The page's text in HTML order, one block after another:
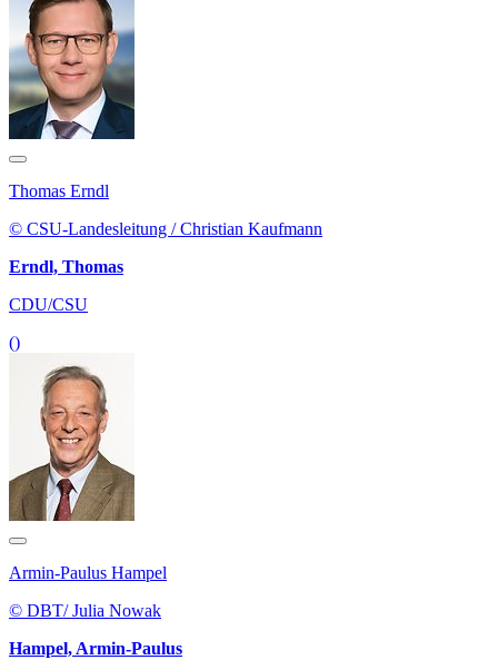
Thomas Erndl
© CSU-Landesleitung / Christian Kaufmann
Erndl, Thomas
CDU/CSU
()
Armin-Paulus Hampel
© DBT/ Julia Nowak
Hampel, Armin-Paulus